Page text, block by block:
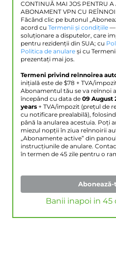
CONTINUĂ MAI JOS PENTRU
ABONAMENT VPN CU
Făcând clic pe butonul
acord cu Termenii și condițiile —
soluționare a disputelor, care
pentru rezidenții din SUA; cu
Politica de anulare și cu
prezentați mai jos.
Termeni privind reînnoirea
inițială este de $78 + TVA/
Abonamentul tău se va reînnoi
începând cu data de 09 August
years + TVA/impozit (prețul de
cu notificare prealabilă),
până la anularea acestuia. Poți
miezul nopții în ziua reînnoirii
„Abonamente active” din
instrucțiunile de anulare.
în termen de 45 zile pentru o
Banii inapoi in 45